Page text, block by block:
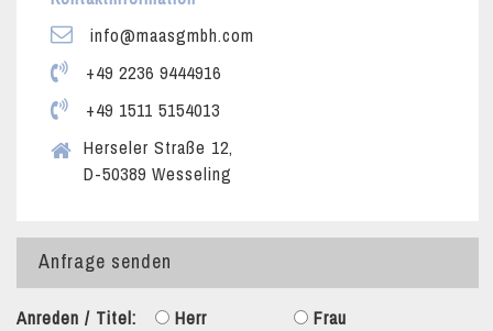
info@maasgmbh.com
+49 2236 9444916
+49 1511 5154013
Herseler Straße 12,
D-50389 Wesseling
Anfrage senden
Anreden / Titel: Herr
Frau